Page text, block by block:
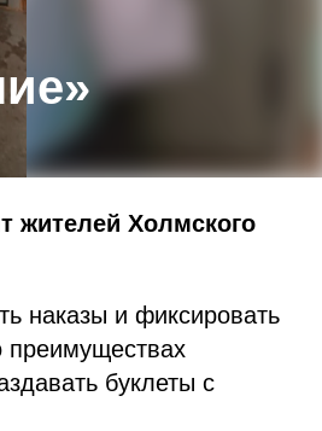
жителей Холмского
наказы и фиксировать
преимуществах
буклеты с